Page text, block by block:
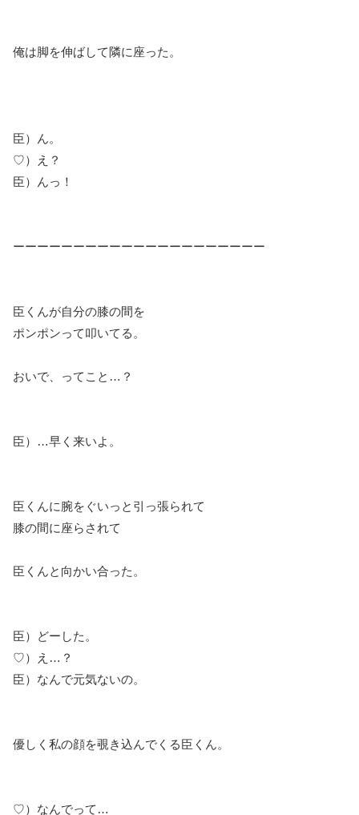
俺は脚を伸ばして隣に座った。
臣）ん。
♡）え？
臣）んっ！
ーーーーーーーーーーーーーーーーーーーーー
臣くんが自分の膝の間を
ポンポンって叩いてる。
おいで、ってこと…？
臣）…早く来いよ。
臣くんに腕をぐいっと引っ張られて
膝の間に座らされて
臣くんと向かい合った。
臣）どーした。
♡）え…？
臣）なんで元気ないの。
優しく私の顔を覗き込んでくる臣くん。
♡）なんでって…